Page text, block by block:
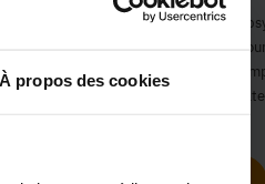
À propos des cookies
Vous travaillez déjà dans le secteur
médico-social ou avez un intérêt
secteur et souhaitez obtenir un
personnel pour interagir sur notre